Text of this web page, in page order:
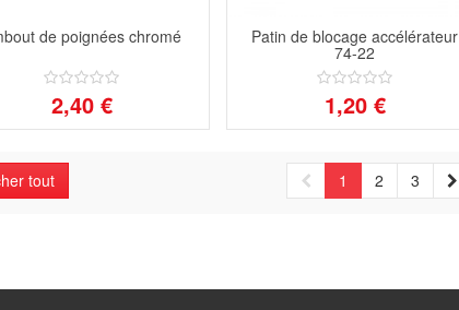
de poignées chromé
2,40 €
Patin de blocage accélérateur
74-22
1,20 €
tout 1 2 3